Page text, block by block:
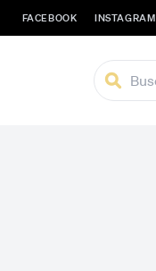
FACEBOOK INSTAGRAM